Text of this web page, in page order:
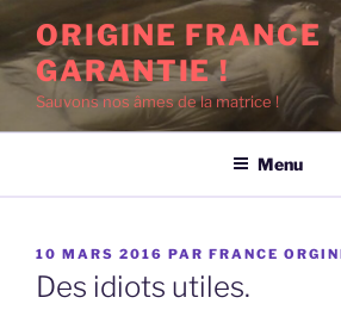
contenu
principal
ORIGINE FRANCE
GARANTIE !
Sauvons nos âmes de la matrice !
Menu
PUBLIÉ
LE
10 MARS 2016 PAR FRANCE
Des idiots utiles.